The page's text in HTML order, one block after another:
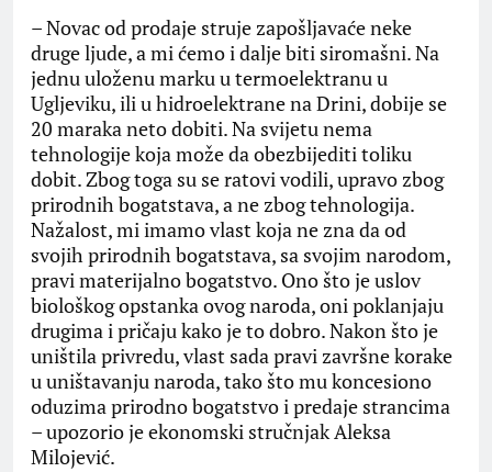
– Novac od prodaje struje zapošljavaće neke
druge ljude, a mi ćemo i dalje biti siromašni. Na
jednu uloženu marku u termoelektranu u
Ugljeviku, ili u hidroelektrane na Drini, dobije se
20 maraka neto dobiti. Na svijetu nema
tehnologije koja može da obezbijediti toliku
dobit. Zbog toga su se ratovi vodili, upravo zbog
prirodnih bogatstava, a ne zbog tehnologija.
Nažalost, mi imamo vlast koja ne zna da od
svojih prirodnih bogatstava, sa svojim narodom,
pravi materijalno bogatstvo. Ono što je uslov
biološkog opstanka ovog naroda, oni poklanjaju
drugima i pričaju kako je to dobro. Nakon što je
uništila privredu, vlast sada pravi završne korake
u uništavanju naroda, tako što mu koncesiono
oduzima prirodno bogatstvo i predaje strancima
– upozorio je ekonomski stručnjak Aleksa
Milojević.